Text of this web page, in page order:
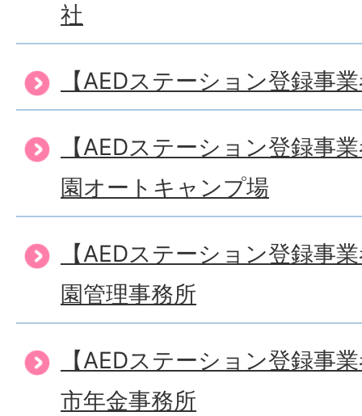
社
【AEDステーション登録事
【AEDステーション登録事
園オートキャンプ場
【AEDステーション登録事
園管理事務所
【AEDステーション登録事
市年金事務所